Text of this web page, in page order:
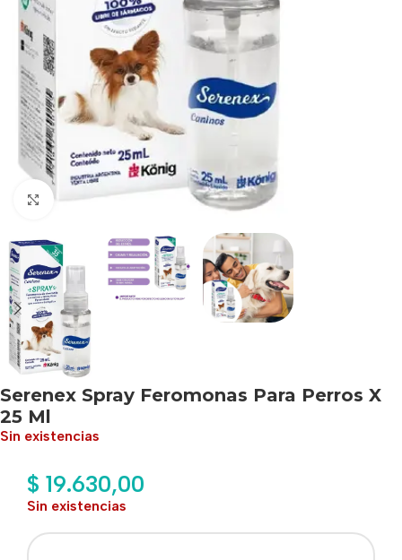
Haga clic para ampliar
Serenex Spray Feromonas Para Perros X
25 Ml
Sin existencias
$ 19.630,00
Sin existencias